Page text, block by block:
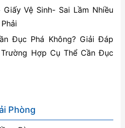
Vệ Sinh- Sai Lầm Nhiều
Đục Phá Không? Giải Đáp
Hợp Cụ Thể Cần Đục
Phòng